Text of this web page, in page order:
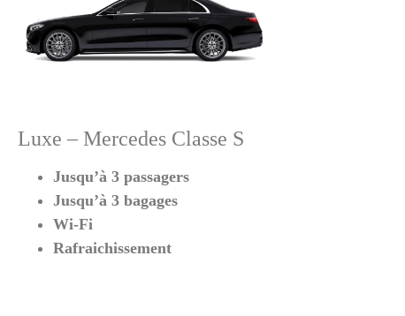
Luxe – Mercedes Classe S
Jusqu’à 3 passagers
Jusqu’à 3 bagages
Wi-Fi
Rafraichissement